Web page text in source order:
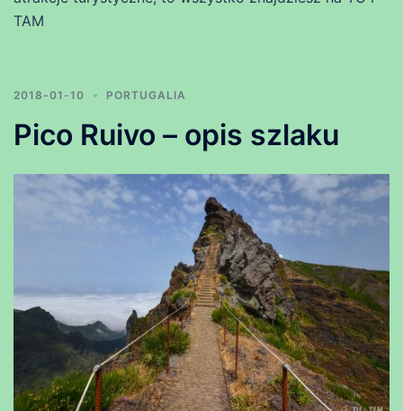
TAM
2018-01-10 PORTUGALIA
Pico Ruivo – opis szlaku